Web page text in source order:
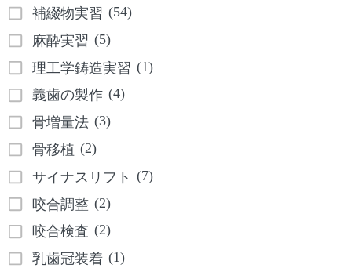
補綴物実習 (54)
麻酔実習 (5)
理工学鋳造実習 (1)
義歯の製作 (4)
骨増量法 (3)
骨移植 (2)
サイナスリフト (7)
咬合調整 (2)
咬合検査 (2)
乳歯冠装着 (1)